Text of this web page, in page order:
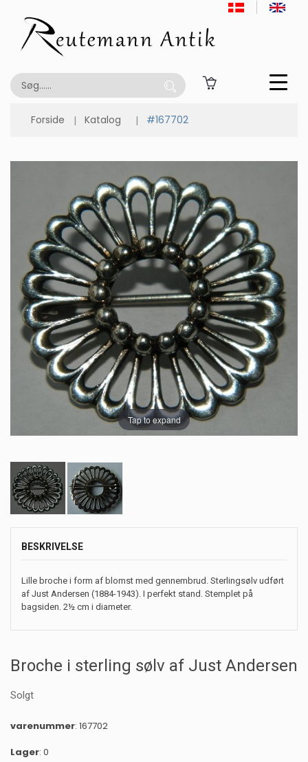
Forside Katalog #167702
Tap to expand
BESKRIVELSE
Lille broche i form af blomst med gennembrud. Sterlingsølv udført
af Just Andersen (1884-1943). I perfekt stand. Stemplet på
bagsiden. 2½ cm i diameter.
Broche i sterling sølv af Just Andersen
Solgt
varenummer: 167702
Lager: 0